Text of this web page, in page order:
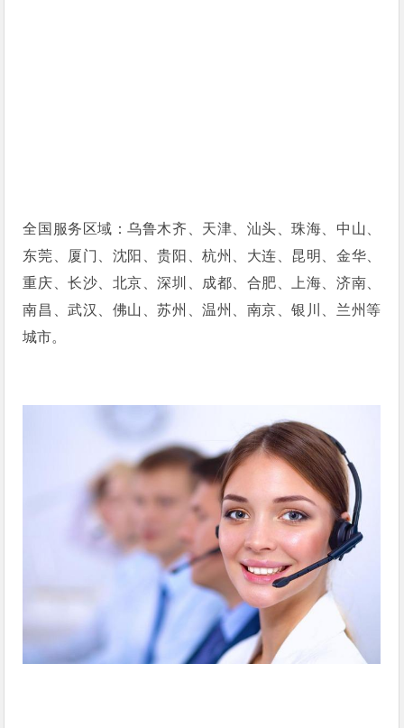
全国服务区域：乌鲁木齐、天津、汕头、珠海、中山、
东莞、厦门、沈阳、贵阳、杭州、大连、昆明、金华、
重庆、长沙、北京、深圳、成都、合肥、上海、济南、
南昌、武汉、佛山、苏州、温州、南京、银川、兰州等
城市。